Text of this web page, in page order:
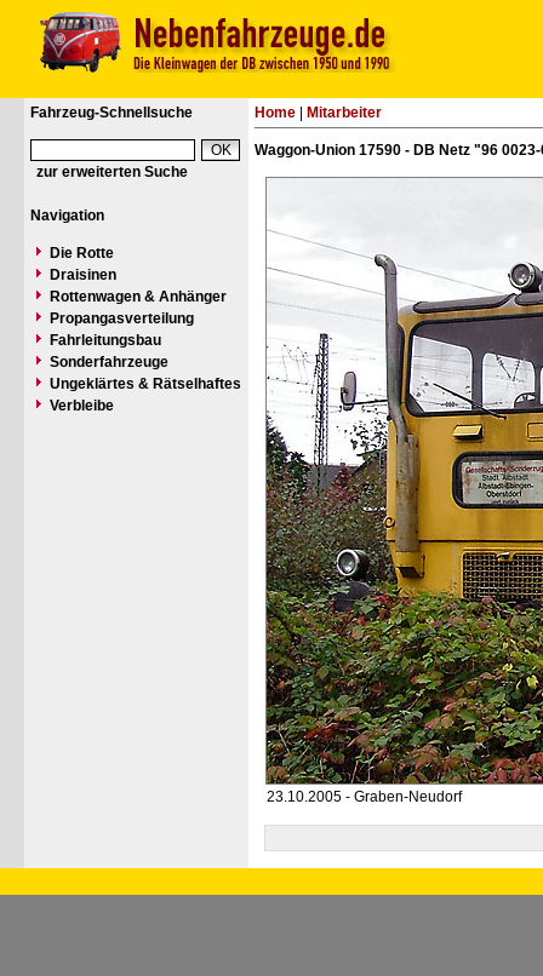
Fahrzeug-Schnellsuche
zur erweiterten Suche
Navigation
Die Rotte
Draisinen
Rottenwagen & Anhänger
Propangasverteilung
Fahrleitungsbau
Sonderfahrzeuge
Ungeklärtes & Rätselhaftes
Verbleibe
Home Mitarbeiter
Waggon-Union 17590 - DB Netz "96
23.10.2005 - Graben-Neudorf